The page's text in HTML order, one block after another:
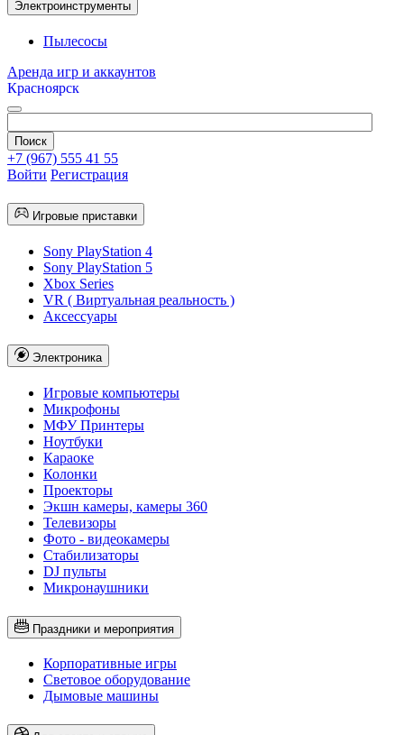
Электроинструменты
Пылесосы
Аренда игр и аккаунтов
Красноярск
+7 (967) 555 41 55
Войти Регистрация
Игровые приставки
Sony PlayStation 4
Sony PlayStation 5
Xbox Series
VR ( Виртуальная реальность )
Аксессуары
Электроника
Игровые компьютеры
Микрофоны
МФУ Принтеры
Ноутбуки
Караоке
Колонки
Проекторы
Экшн камеры, камеры 360
Телевизоры
Фото - видеокамеры
Стабилизаторы
DJ пульты
Микронаушники
Праздники и мероприятия
Корпоративные игры
Световое оборудование
Дымовые машины